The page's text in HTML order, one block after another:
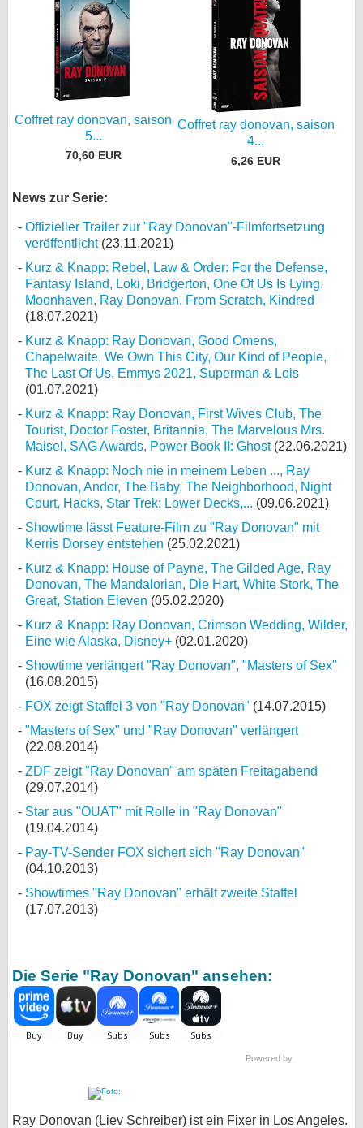
Coffret ray donovan, saison
5...
70,60 EUR
Coffret ray donovan, saison
4...
6,26 EUR
News zur Serie:
Offizieller Trailer zur "Ray Donovan"-Filmfortsetzung
veröffentlicht(23.11.2021)
Kurz & Knapp: Rebel, Law & Order: For the Defense,
Fantasy Island, Loki, Bridgerton, One Of Us Is Lying,
Moonhaven, Ray Donovan, From Scratch, Kindred
(18.07.2021)
Kurz & Knapp: Ray Donovan, Good Omens,
Chapelwaite, We Own This City, Our Kind of People,
The Last Of Us, Emmys 2021, Superman & Lois
(01.07.2021)
Kurz & Knapp: Ray Donovan, First Wives Club, The
Tourist, Doctor Foster, Britannia, The Marvelous Mrs.
Maisel, SAG Awards, Power Book II: Ghost(22.06.2021)
Kurz & Knapp: Noch nie in meinem Leben ..., Ray
Donovan, Andor, The Baby, The Neighborhood, Night
Court, Hacks, Star Trek: Lower Decks,... (09.06.2021)
Showtime lässt Feature-Film zu "Ray Donovan" mit
Kerris Dorsey entstehen (25.02.2021)
Kurz & Knapp: House of Payne, The Gilded Age, Ray
Donovan, The Mandalorian, Die Hart, White Stork, The
Great, Station Eleven (05.02.2020)
Kurz & Knapp: Ray Donovan, Crimson Wedding, Wilder,
Eine wie Alaska, Disney+ (02.01.2020)
Showtime verlängert "Ray Donovan", "Masters of Sex"
(16.08.2015)
FOX zeigt Staffel 3 von "Ray Donovan" (14.07.2015)
"Masters of Sex" und "Ray Donovan" verlängert
(22.08.2014)
ZDF zeigt "Ray Donovan" am späten Freitagabend
(29.07.2014)
Star aus "OUAT" mit Rolle in "Ray Donovan"
(19.04.2014)
Pay-TV-Sender FOX sichert sich "Ray Donovan"
(04.10.2013)
Showtimes "Ray Donovan" erhält zweite Staffel
(17.07.2013)
Die Serie "Ray Donovan" ansehen:
Powered by
Ray Donovan (Liev Schreiber) ist ein Fixer in Los Angeles.